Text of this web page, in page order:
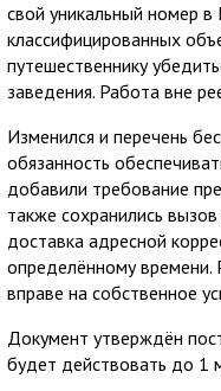
свой уникальный номер
классифицированных
путешественнику
заведения. Работа вне
Изменился и перечень
обязанность
добавили требование
также сохранились
доставка адресной
определённому времени.
вправе на собственное
Документ утверждён
будет действовать до 1